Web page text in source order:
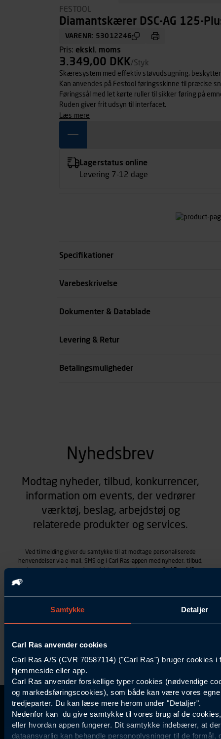
Samtykke Detaljer
Carl Ras anvender cookies
Carl Ras A/S (CVR 70587114) ("Carl Ras") bruger cookies
hjemmeside eller app.
Carl Ras anvender forskellige typer cookies (nødvendige
og markedsføringscookies), som både kan være vores
tredjeparter. Du kan læse mere herom under "Detaljer".
Nedenfor kan du give samtykke til vores brug af de
eller hvordan appen fungerer. Dit samtykke indebærer, at
dataansvarlig kan behandle personoplysninger til de formål,
FESTOOL
Diamantskærer DSC-AG 125-
VARENR: 53012246
Pris: ekskl. moms
3.349,00 DKK/Styk
Skæresystem med effektiv støvudsugning,
Kan anvendes på Festool føringsskinne til præcise
Føringssål med let kørte ruller til sikker føring på
Ruden giver frit udsyn til interfacet.
læs mere
Lagerstatus online
Levering 7-12 dage
Specifikationer
Optagen effekt watt
Varebeskrivelse
Dokumenter & Datablade
Levering & Retur
Betalingsmuligheder
Nyhedsbrev
Modtag nyheder, tilbud, konkurrencer,
information om events, der vedrører
værktøj, beslag, arbejdstøj og
relaterede produkter og services.
Ved tilmelding giver du samtykke til at modtage personaliserede
henvendelser via e-mail, SMS og i Carl Ras-appen med nyheder, tilbud,
kampagner vedrørende produkter og services, som Carl Ras A/S
(besøgs- og søgehistorik), samt dine tidligere køb (købshistorik).
behandle ovennævnte personoplysninger. Du kan trække dit
samtykke tilbage ved at trykke "Afmeld" i bunden af hver
vores persondatapolitik
Kontakt Kundeservice
44 85 55
Information
Carl Ras Gruppen
Om os
Kundefordele
Bliv kontokunde
Services
Inspiration
Specialisten
Produktløsninger